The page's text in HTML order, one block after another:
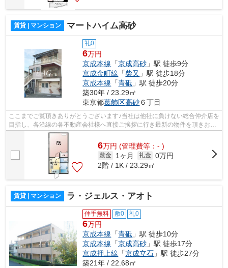
賃貸 | マンション マートハイム高砂
礼0
6万円
京成本線 「京成高砂 」駅 徒歩9分
京成金町線 「柴又 」駅 徒歩18分
京成本線 「青砥 」駅 徒歩20分
築30年 / 23.29㎡
東京都葛飾区高砂６丁目
ここまでご覧頂きありがとうございます♪当社は他社に負けない総合仲介店を
目指し、各沿線の各不動産会社様へ直接ご挨拶に行き最新の物件を頂きお客
様へ提供しております！最新の情報は...
6万円 (管理費等：- )
敷金 1ヶ月 礼金 0万円
2階 / 1K / 23.29㎡
賃貸 | マンション ラ・ジェルス・アオト
仲手無料 敷0 礼0
6万円
京成本線 「青砥 」駅 徒歩10分
京成本線 「京成高砂 」駅 徒歩17分
京成押上線 「京成立石 」駅 徒歩27分
築21年 / 22.68㎡